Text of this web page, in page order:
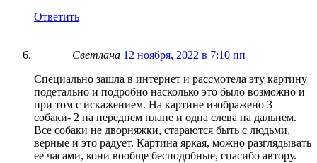
Ответить
Светлана 12 ноября, 2022 в 7:10 пп
Специально зашла в интернет и рассмотела эту картину
подетально и подробно насколько это было возможно и
при том с искажением. На картине изображено 3
собаки- 2 на переднем плане и одна слева на дальнем.
Все собаки не дворняжки, стараются быть с людьми,
верные и это радует. Картина яркая, можно разглядывать
ее часами, кони вообще бесподобные, спасибо автору.